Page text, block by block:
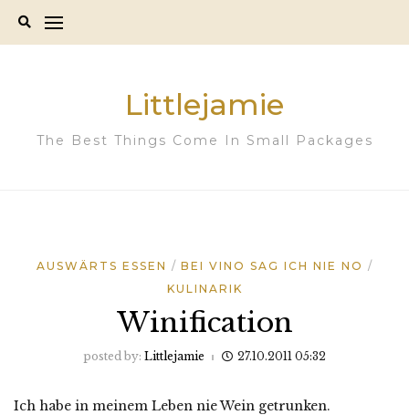
Littlejamie
The Best Things Come In Small Packages
AUSWÄRTS ESSEN
BEI VINO SAG ICH NIE NO
KULINARIK
Winification
posted by: Littlejamie 27.10.2011 05:32
Ich habe in meinem Leben nie Wein getrunken.